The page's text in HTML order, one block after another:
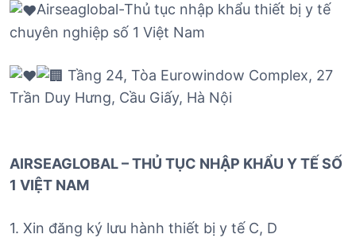
Airseaglobal-Thủ tục nhập khẩu thiết bị y tế
chuyên nghiệp số 1 Việt Nam
Tầng 24, Tòa Eurowindow Complex, 27
Trần Duy Hưng, Cầu Giấy, Hà Nội
AIRSEAGLOBAL – THỦ TỤC NHẬP KHẨU Y TẾ SỐ
1 VIỆT NAM
1. Xin đăng ký lưu hành thiết bị y tế C, D